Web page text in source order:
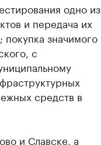
одно из
и передача их
покупка значимого
с
средств в
и Славске, а